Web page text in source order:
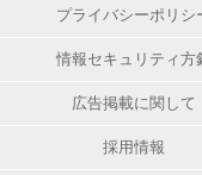
プライバシーポリシ
情報セキュリティ方
広告掲載に関して
採用情報